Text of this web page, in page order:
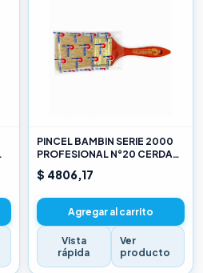
PINCEL BAMBIN SERIE 2000
PROFESIONAL N°20 CERDA
CHINA BLANCA
$ 4806,17
Agregar al carrito
Vista
rápida
Ver
producto